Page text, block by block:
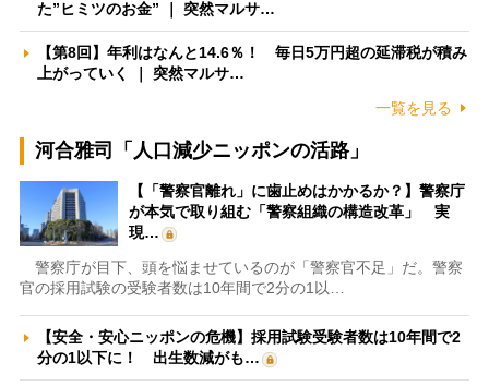
た”ヒミツのお金” ｜ 突然マルサ…
【第8回】年利はなんと14.6％！ 毎日5万円超の延滞税が積み
上がっていく ｜ 突然マルサ…
一覧を見る
河合雅司「人口減少ニッポンの活路」
【「警察官離れ」に歯止めはかかるか？】警察庁
が本気で取り組む「警察組織の構造改革」 実
現…
警察庁が目下、頭を悩ませているのが「警察官不足」だ。警察
官の採用試験の受験者数は10年間で2分の1以…
【安全・安心ニッポンの危機】採用試験受験者数は10年間で2
分の1以下に！ 出生数減がも…